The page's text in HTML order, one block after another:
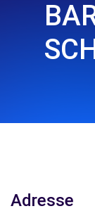
Adresse